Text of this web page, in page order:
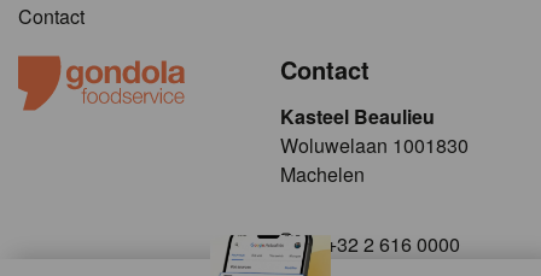
Contact
Contact
Kasteel Beaulieu
​​​Woluwelaan 1001830
Machelen
+32 2 616 0000